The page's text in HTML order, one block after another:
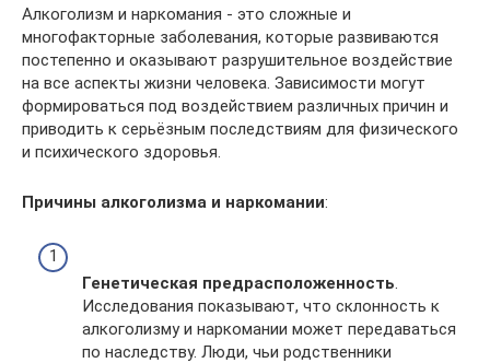
Алкоголизм и наркомания - это сложные и
многофакторные заболевания, которые развиваются
постепенно и оказывают разрушительное воздействие
на все аспекты жизни человека. Зависимости могут
формироваться под воздействием различных причин и
приводить к серьёзным последствиям для физического
и психического здоровья.
Причины алкоголизма и наркомании:
Генетическая предрасположенность
Исследования показывают, что склонность к
алкоголизму и наркомании может передаваться
по наследству. Люди, чьи родственники